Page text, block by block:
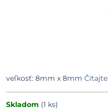
veľkosť: 8mm x 8mm
Skladom (1 ks)